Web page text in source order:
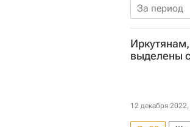
За период
выделены
12 декабря